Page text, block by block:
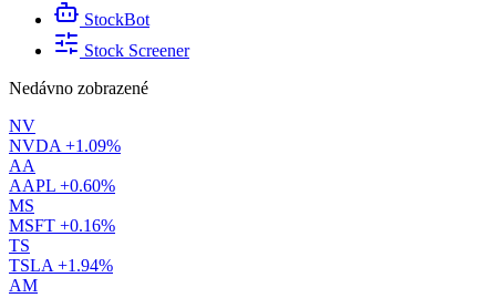
StockBot
Stock Screener
Nedávno zobrazené
NV
NVDA +1.09%
AA
AAPL +0.60%
MS
MSFT +0.16%
TS
TSLA +1.94%
AM